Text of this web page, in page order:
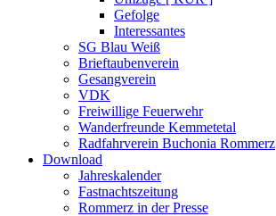
Gefolge
Interessantes
SG Blau Weiß
Brieftaubenverein
Gesangverein
VDK
Freiwillige Feuerwehr
Wanderfreunde Kemmetetal
Radfahrverein Buchonia Rommerz
Download
Jahreskalender
Fastnachtszeitung
Rommerz in der Presse